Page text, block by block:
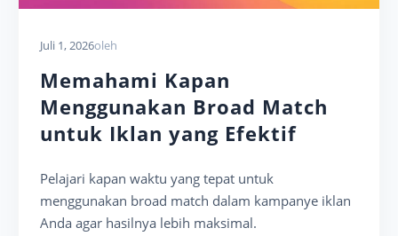
Juli 1, 2026oleh
Memahami Kapan
Menggunakan Broad Match
untuk Iklan yang Efektif
Pelajari kapan waktu yang tepat untuk
menggunakan broad match dalam kampanye iklan
Anda agar hasilnya lebih maksimal.